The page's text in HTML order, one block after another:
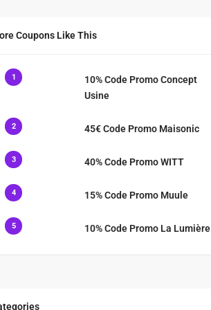
Coupons Like This
1
10% Code Promo Concept
Usine
2 45€ Code Promo Maisonic
3 40% Code Promo WITT
4 15% Code Promo Muule
5 10% Code Promo La Lumière